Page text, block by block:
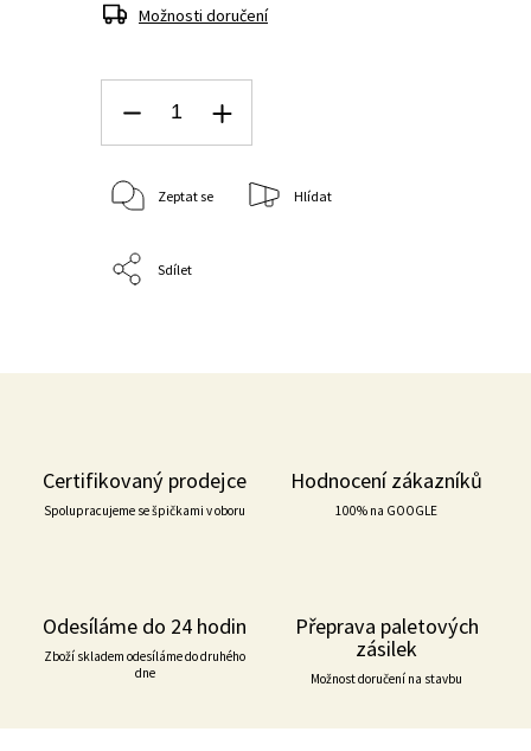
Možnosti doručení
Zeptat se Hlídat
Sdílet
Certifikovaný prodejce
Spolupracujeme se špičkami v oboru
Hodnocení zákazníků
100% na GOOGLE
Odesíláme do 24 hodin
Zboží skladem odesíláme do druhého
dne
Přeprava paletových
zásilek
Možnost doručení na stavbu